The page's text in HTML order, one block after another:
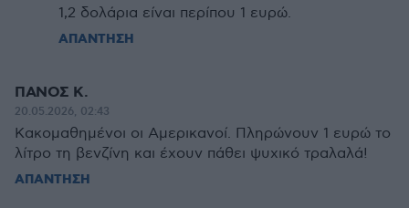
1,2 δολάρια είναι περίπου 1 ευρώ.
ΑΠΑΝΤΗΣΗ
ΠΑΝΟΣ Κ.
20.05.2026, 02:43
Κακομαθημένοι οι Αμερικανοί. Πληρώνουν 1 ευρώ το
λίτρο τη βενζίνη και έχουν πάθει ψυχικό τραλαλά!
ΑΠΑΝΤΗΣΗ